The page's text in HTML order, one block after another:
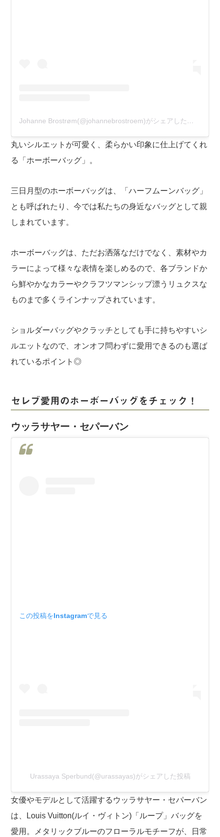
Johanne Brostrøm(@johannebrostroem)がシェアした投稿
丸いシルエットが可愛く、柔らかい印象に仕上げてくれ
る「ホーボーバッグ」。
三日月型のホーボーバッグは、「ハーフムーンバッグ」
とも呼ばれたり、今では私たちの身近なバッグとして親
しまれています。
ホーボーバッグは、ただお洒落なだけでなく、素材やカ
ラーによって様々な表情を楽しめるので、各ブランドか
ら鮮やかなカラーやクラフツマンシップ漂うリュクスな
ものまで多くラインナップされています。
ショルダーバッグやクラッチとしても手に持ちやすいシ
ルエットなので、オンオフ問わずに愛用できるのも選ば
れているポイント◎
セレブ愛用のホーボーバッグをチェック！
ウッラサヤー・セパーバン
この投稿をInstagramで見る
Urassaya Sperbund(@urassayas)がシェアした投稿
女優やモデルとして活躍するウッラサヤー・セパーバン
は、Louis Vuitton(ルイ・ヴィトン)「ループ」バッグを
愛用。メタリックブルーのフローラルモチーフが、日常